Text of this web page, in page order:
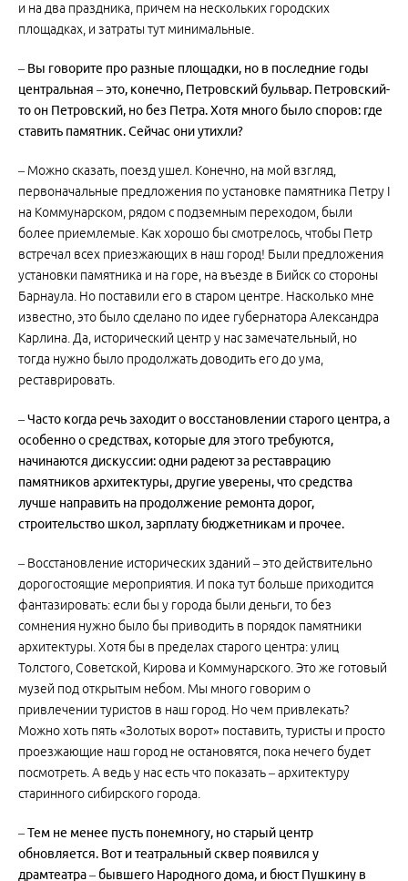
и на два праздника, причем на нескольких городских
площадках, и затраты тут минимальные.
– Вы говорите про разные площадки, но в последние годы
центральная – это, конечно, Петровский бульвар. Петровский-
то он Петровский, но без Петра. Хотя много было споров: где
ставить памятник. Сейчас они утихли?
– Можно сказать, поезд ушел. Конечно, на мой взгляд,
первоначальные предложения по установке памятника Петру I
на Коммунарском, рядом с подземным переходом, были
более приемлемые. Как хорошо бы смотрелось, чтобы Петр
встречал всех приезжающих в наш город! Были предложения
установки памятника и на горе, на въезде в Бийск со стороны
Барнаула. Но поставили его в старом центре. Насколько мне
известно, это было сделано по идее губернатора Александра
Карлина. Да, исторический центр у нас замечательный, но
тогда нужно было продолжать доводить его до ума,
реставрировать.
– Часто когда речь заходит о восстановлении старого центра, а
особенно о средствах, которые для этого требуются,
начинаются дискуссии: одни радеют за реставрацию
памятников архитектуры, другие уверены, что средства
лучше направить на продолжение ремонта дорог,
строительство школ, зарплату бюджетникам и прочее.
– Восстановление исторических зданий – это действительно
дорогостоящие мероприятия. И пока тут больше приходится
фантазировать: если бы у города были деньги, то без
сомнения нужно было бы приводить в порядок памятники
архитектуры. Хотя бы в пределах старого центра: улиц
Толстого, Советской, Кирова и Коммунарского. Это же готовый
музей под открытым небом. Мы много говорим о
привлечении туристов в наш город. Но чем привлекать?
Можно хоть пять «Золотых ворот» поставить, туристы и просто
проезжающие наш город не остановятся, пока нечего будет
посмотреть. А ведь у нас есть что показать – архитектуру
старинного сибирского города.
– Тем не менее пусть понемногу, но старый центр
обновляется. Вот и театральный сквер появился у
драмтеатра – бывшего Народного дома, и бюст Пушкину в